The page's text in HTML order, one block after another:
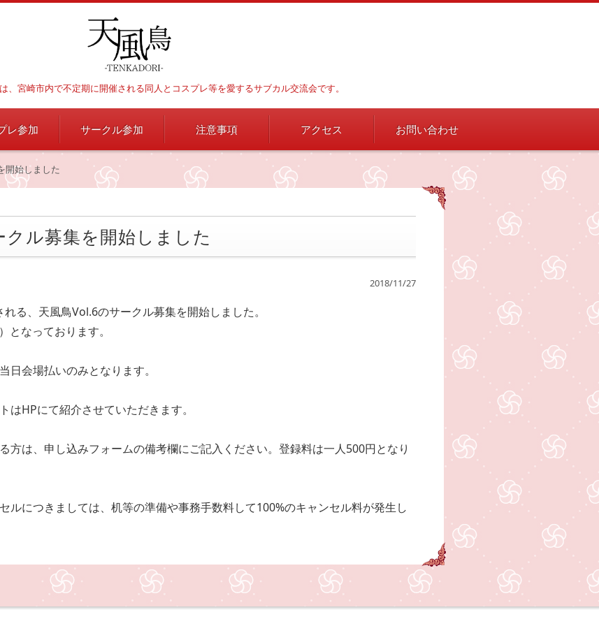
、宮崎市内で不定期に開催される同人とコスプレ等を愛するサブカル交流会です。
レ参加 サークル参加 注意事項 アクセス お問い合わせ
開始しました
ル募集を開始しました
2018/11/27
る、天風鳥Vol.6のサークル募集を開始しました。
なっております。
日会場払いのみとなります。
はHPにて紹介させていただきます。
方は、申し込みフォームの備考欄にご記入ください。登録料は一人500円となり
ルにつきましては、机等の準備や事務手数料して100%のキャンセル料が発生し